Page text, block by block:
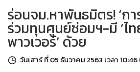
ร่อนจม.หาพันธมิตร! ‘กา
ร่วมทุนศูนย์ซ่อมฯ-มี ‘ไ
พาวเวอร์’ ด้วย
วันเสาร์ ที่ 05 ธันวาคม 2563 เวลา 10:46